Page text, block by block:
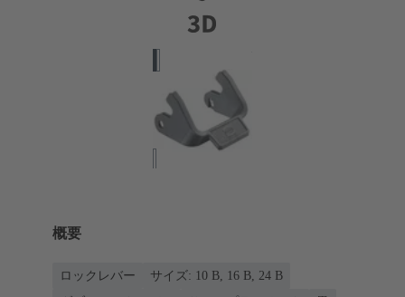
概要
ロックレバー
サイズ: 10 B, 16 B, 24 B